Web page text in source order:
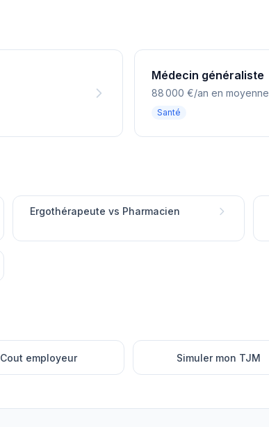
Médecin généraliste
88 000 €/an en moyenne
Santé
Ergothérapeute vs Pharmacien
Cout employeur Simuler mon TJM